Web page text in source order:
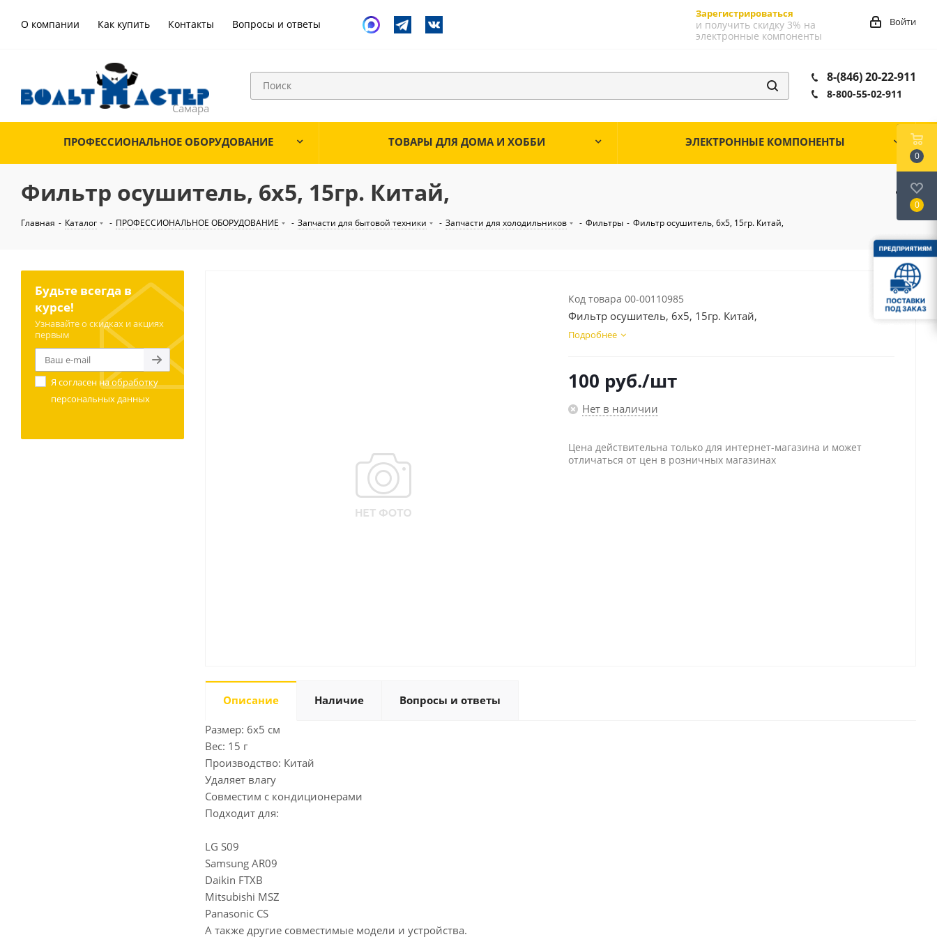
О компании Как купить Контакты Вопросы и ответы
Зарегистрироваться
и получить скидку 3% на
электронные компоненты
Войти
8-(846) 20-22-911
8-800-55-02-911
ПРОФЕССИОНАЛЬНОЕ ОБОРУДОВАНИЕ ТОВАРЫ ДЛЯ ДОМА И ХОББИ ЭЛЕКТРОННЫЕ КОМПОНЕНТЫ
Фильтр осушитель, 6x5, 15гр. Китай,
Главная - Каталог - ПРОФЕССИОНАЛЬНОЕ ОБОРУДОВАНИЕ - Запчасти для бытовой техники - Запчасти для холодильников - Фильтры - Фильтр осушитель, 6x5, 15гр. Китай,
Код товара 00-00110985
Фильтр осушитель, 6x5, 15гр. Китай,
Подробнее
100 руб./шт
Нет в наличии
Цена действительна только для интернет-магазина и может
отличаться от цен в розничных магазинах
Описание Наличие Вопросы и ответы
Размер: 6x5 см
Вес: 15 г
Производство: Китай
Удаляет влагу
Совместим с кондиционерами
Подходит для:
LG S09
Samsung AR09
Daikin FTXB
Mitsubishi MSZ
Panasonic CS
А также другие совместимые модели и устройства.
Будьте всегда в
курсе!
Узнавайте о скидках и акциях
первым
Я согласен наобработку
персональных данных
0
0